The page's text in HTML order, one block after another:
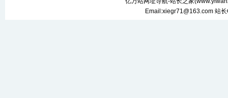
Email:xiegr71@163.com 站